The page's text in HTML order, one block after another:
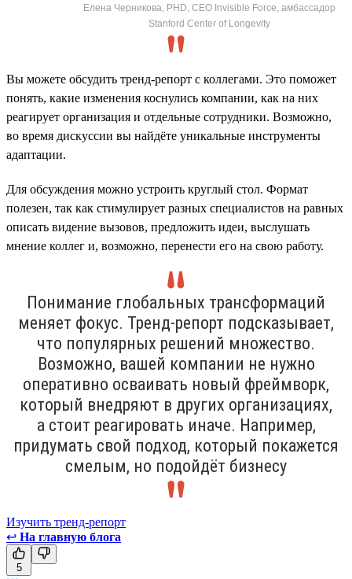
Елена Черникова, PHD, CEO Invisible Force, амбассадор
Stanford Center of Longevity
Вы можете обсудить тренд-репорт с коллегами. Это поможет
понять, какие изменения коснулись компании, как на них
реагирует организация и отдельные сотрудники. Возможно,
во время дискуссии вы найдёте уникальные инструменты
адаптации.
Для обсуждения можно устроить круглый стол. Формат
полезен, так как стимулирует разных специалистов на равных
описать видение вызовов, предложить идеи, выслушать
мнение коллег и, возможно, перенести его на свою работу.
Понимание глобальных трансформаций
меняет фокус. Тренд-репорт подсказывает,
что популярных решений множество.
Возможно, вашей компании не нужно
оперативно осваивать новый фреймворк,
который внедряют в других организациях,
а стоит реагировать иначе. Например,
придумать свой подход, который покажется
смелым, но подойдёт бизнесу
Изучить тренд-репорт
↩ На главную блога
5